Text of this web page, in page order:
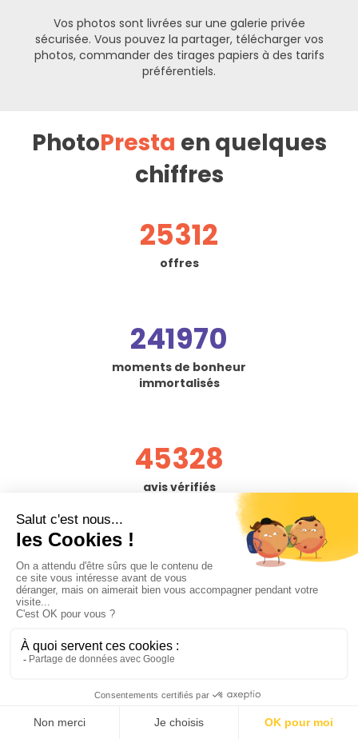
Vos photos sont livrées sur une galerie privée
sécurisée. Vous pouvez la partager, télécharger vos
photos, commander des tirages papiers à des tarifs
préférentiels.
PhotoPresta en quelques
chiffres
25312
offres
241970
moments de bonheur
immortalisés
45328
avis vérifiés
Besoind'accompagnement?
Notre équipe est là pour vous aider et vous conseiller !
Utiliser notre chat